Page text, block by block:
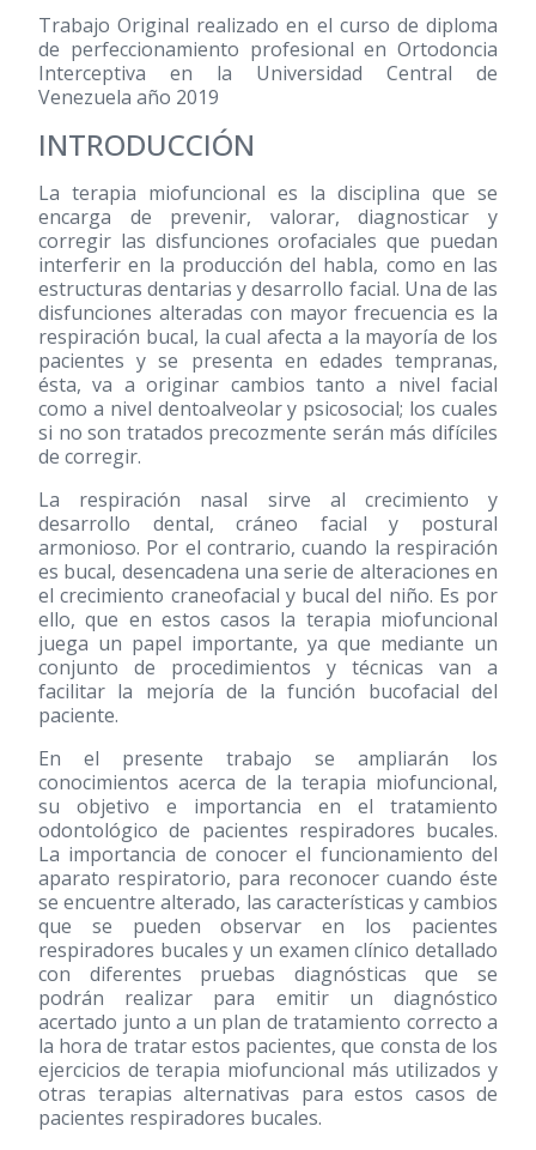
Trabajo Original realizado en el curso de diploma
de perfeccionamiento profesional en Ortodoncia
Interceptiva en la Universidad Central de
Venezuela año 2019
INTRODUCCIÓN
La terapia miofuncional es la disciplina que se
encarga de prevenir, valorar, diagnosticar y
corregir las disfunciones orofaciales que puedan
interferir en la producción del habla, como en las
estructuras dentarias y desarrollo facial. Una de las
disfunciones alteradas con mayor frecuencia es la
respiración bucal, la cual afecta a la mayoría de los
pacientes y se presenta en edades tempranas,
ésta, va a originar cambios tanto a nivel facial
como a nivel dentoalveolar y psicosocial; los cuales
si no son tratados precozmente serán más difíciles
de corregir.
La respiración nasal sirve al crecimiento y
desarrollo dental, cráneo facial y postural
armonioso. Por el contrario, cuando la respiración
es bucal, desencadena una serie de alteraciones en
el crecimiento craneofacial y bucal del niño. Es por
ello, que en estos casos la terapia miofuncional
juega un papel importante, ya que mediante un
conjunto de procedimientos y técnicas van a
facilitar la mejoría de la función bucofacial del
paciente.
En el presente trabajo se ampliarán los
conocimientos acerca de la terapia miofuncional,
su objetivo e importancia en el tratamiento
odontológico de pacientes respiradores bucales.
La importancia de conocer el funcionamiento del
aparato respiratorio, para reconocer cuando éste
se encuentre alterado, las características y cambios
que se pueden observar en los pacientes
respiradores bucales y un examen clínico detallado
con diferentes pruebas diagnósticas que se
podrán realizar para emitir un diagnóstico
acertado junto a un plan de tratamiento correcto a
la hora de tratar estos pacientes, que consta de los
ejercicios de terapia miofuncional más utilizados y
otras terapias alternativas para estos casos de
pacientes respiradores bucales.